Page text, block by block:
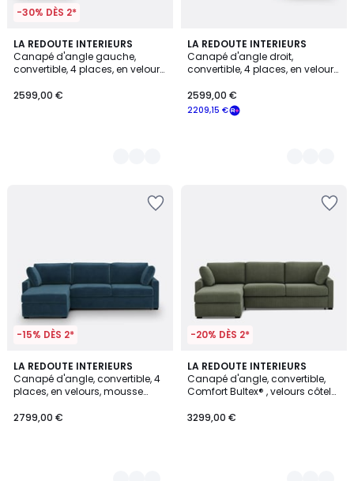
-30% DÈS 2*
LA REDOUTE INTERIEURS
Canapé d'angle gauche,
convertible, 4 places, en velours,
2599,00 €
3
Couleurs
LA REDOUTE INTERIEURS
Canapé d'angle droit,
convertible, 4 places, en velours,
2209,15 €
2599,00 €
3
Couleurs
-15% DÈS 2*
LA REDOUTE INTERIEURS
Canapé d'angle, convertible, 4
places, en velours, mousse
2799,00 €
7
Couleurs
-20% DÈS 2*
LA REDOUTE INTERIEURS
Canapé d'angle, convertible,
Comfort Bultex® , velours côtelé
3299,00 €
5
Couleurs